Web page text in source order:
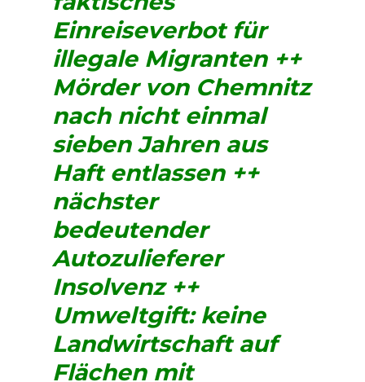
Einreiseverbot für
illegale Migranten ++
Mörder von Chemnitz
nach nicht einmal
sieben Jahren aus
Haft entlassen ++
nächster
bedeutender
Autozulieferer
Insolvenz ++
Umweltgift: keine
Landwirtschaft auf
Flächen mit